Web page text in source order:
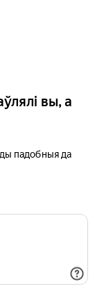
вы, а
падобныя да